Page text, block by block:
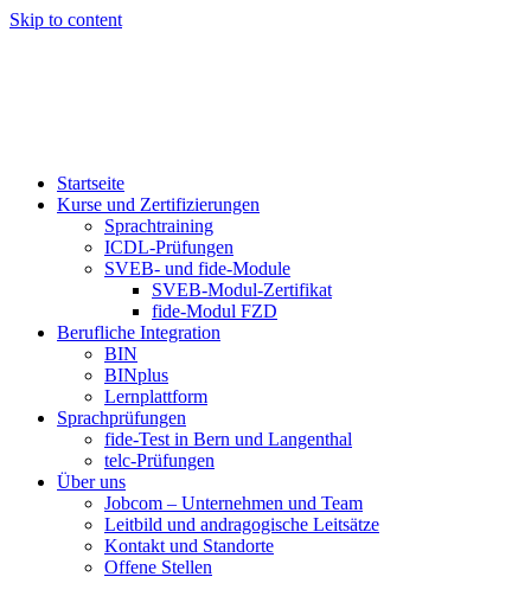
Skip to content
Startseite
Kurse und Zertifizierungen
Sprachtraining
ICDL-Prüfungen
SVEB- und fide-Module
SVEB-Modul-Zertifikat
fide-Modul FZD
Berufliche Integration
BIN
BINplus
Lernplattform
Sprachprüfungen
fide-Test in Bern und Langenthal
telc-Prüfungen
Über uns
Jobcom – Unternehmen und Team
Leitbild und andragogische Leitsätze
Kontakt und Standorte
Offene Stellen